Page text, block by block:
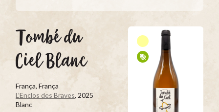
Tombé du
Ciel Blanc
França, França
L’Enclos des Braves, 2025
Blanc